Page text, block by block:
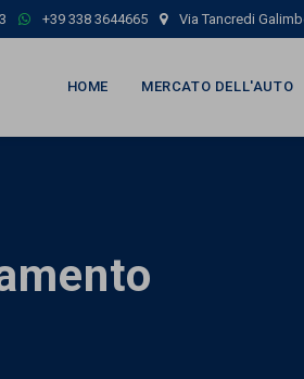
+39 338 3644665 Via Tancredi
HOME MERCATO DELL'AUTO